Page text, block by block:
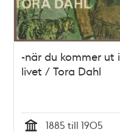
-när du kommer ut i
livet / Tora Dahl
1885 till 1905